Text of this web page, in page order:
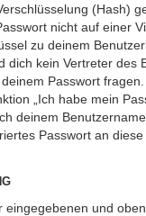
(Hash)
nicht auf einer
zu deinem
dich kein Vertreter des
Passwort
„Ich habe mein
deinem
Passwort an
und